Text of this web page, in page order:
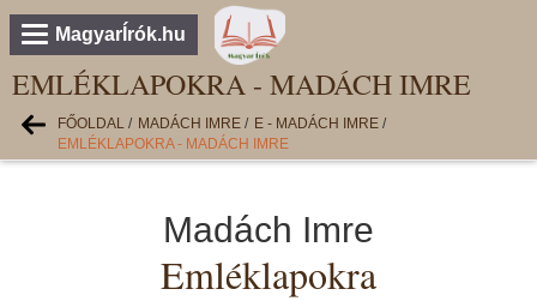
MagyarÍrók.hu
EMLÉKLAPOKRA - MADÁCH IMRE
FŐOLDAL / MADÁCH IMRE / E - MADÁCH IMRE /
EMLÉKLAPOKRA - MADÁCH IMRE
Madách Imre
Emléklapokra